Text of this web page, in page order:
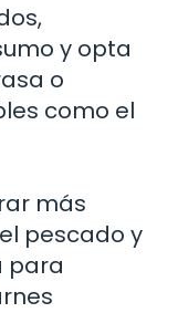
y opta
o
como el
más
pescado y
para